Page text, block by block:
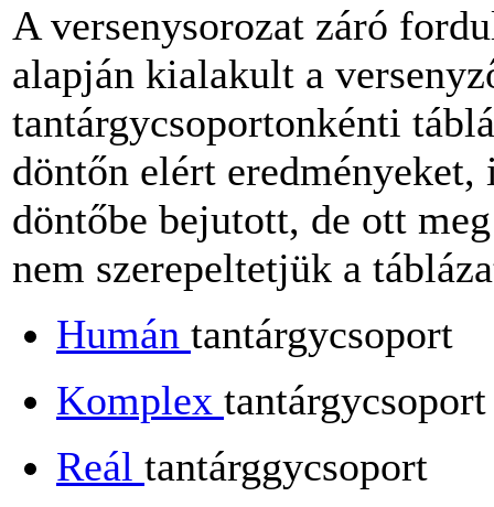
A versenysorozat záró
alapján kialakult a
tantárgycsoportonkénti
döntőn elért
döntőbe bejutott, de ott
nem szerepeltetjük a
Humán tantárgycsoport
Komplex tantárgycsoport
Reál tantárggycsoport